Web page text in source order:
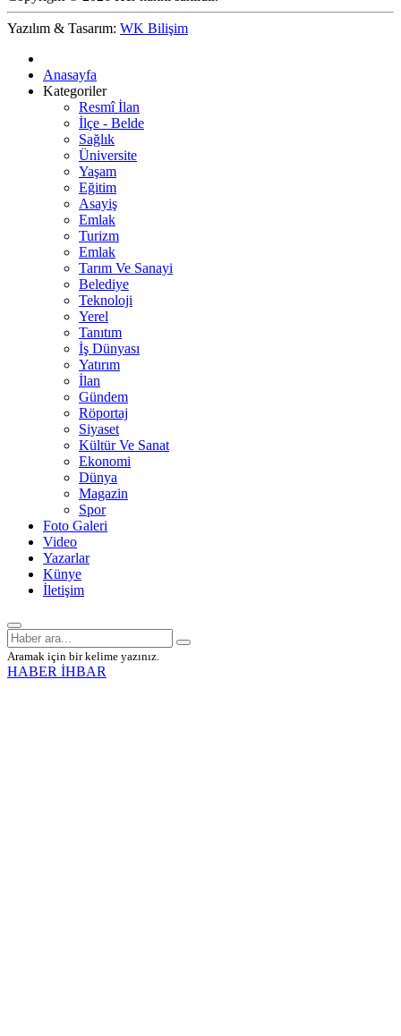
Yazılım & Tasarım: WK Bilişim
Anasayfa
Kategoriler
Resmî İlan
İlçe - Belde
Sağlık
Üniversite
Yaşam
Eğitim
Asayiş
Emlak
Turizm
Emlak
Tarım Ve Sanayi
Belediye
Teknoloji
Yerel
Tanıtım
İş Dünyası
Yatırım
İlan
Gündem
Röportaj
Siyaset
Kültür Ve Sanat
Ekonomi
Dünya
Magazin
Spor
Foto Galeri
Video
Yazarlar
Künye
İletişim
Aramak için bir kelime yazınız.
HABER İHBAR